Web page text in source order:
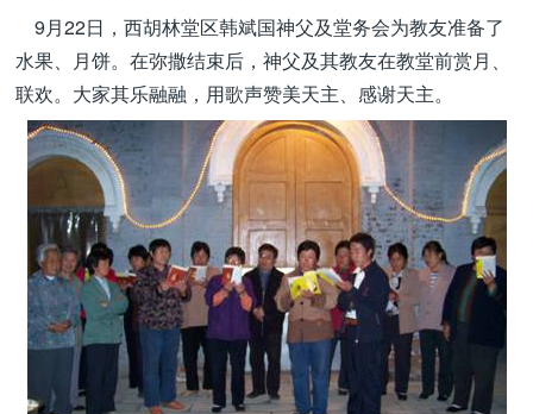
时事新闻
9月22日，西胡林堂区韩斌国神父及堂务会为教友准备了
水果、月饼。在弥撒结束后，神父及其教友在教堂前赏月、
联欢。大家其乐融融，用歌声赞美天主、感谢天主。